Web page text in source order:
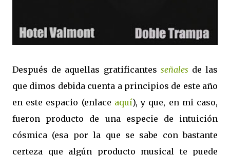
Después de aquellas gratificantes señales de las
que dimos debida cuenta a principios de este año
en este espacio (enlace aquí), y que, en mi caso,
fueron producto de una especie de intuición
cósmica (esa por la que se sabe con bastante
certeza que algún producto musical te puede